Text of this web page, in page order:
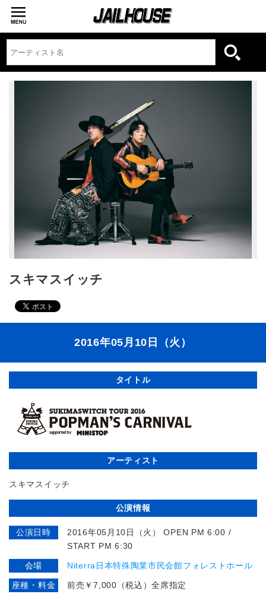
スキマスイッチ
2016年05月10日（火）
タイトル
アーティスト
スキマスイッチ
公演情報
公演日時
2016年05月10日（火） OPEN PM 6:00 /
START PM 6:30
会場 Niterra日本特殊陶業市民会館フォレストホール
座種・料金 前売￥7,000（税込）全席指定